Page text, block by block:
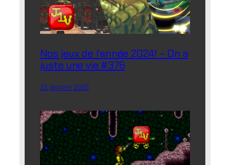
Nos jeux de l’année 2024! – On a
juste une vie #376
23 janvier 2025